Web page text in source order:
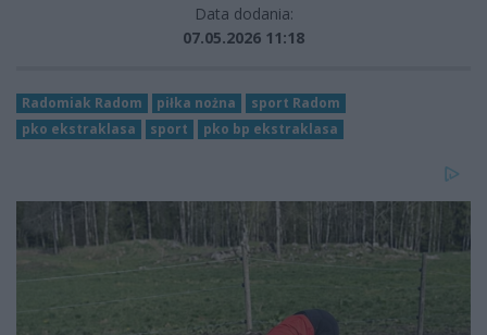
Data dodania:
07.05.2026 11:18
Radomiak Radom piłka nożna
sport Radom
pko ekstraklasa
sport pko bp ekstraklasa